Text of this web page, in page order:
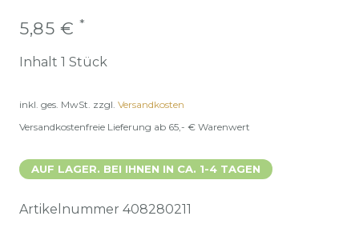
5,85 € *
Inhalt 1 Stück
inkl. ges. MwSt. zzgl. Versandkosten
Versandkostenfreie Lieferung ab 65,- € Warenwert
AUF LAGER. BEI IHNEN IN CA. 1-4 TAGEN
Artikelnummer 408280211